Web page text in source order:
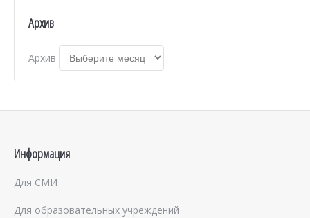
Архив
Архив
Информация
Для СМИ
Для образовательных учреждений